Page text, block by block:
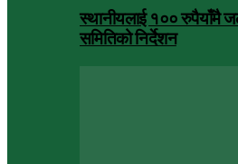
स्थानीयलाई १०० रुपैयाँमै
समितिको निर्देशन